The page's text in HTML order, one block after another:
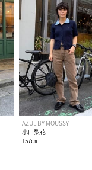
AZUL BY MOUSSY
小口梨花
157㎝